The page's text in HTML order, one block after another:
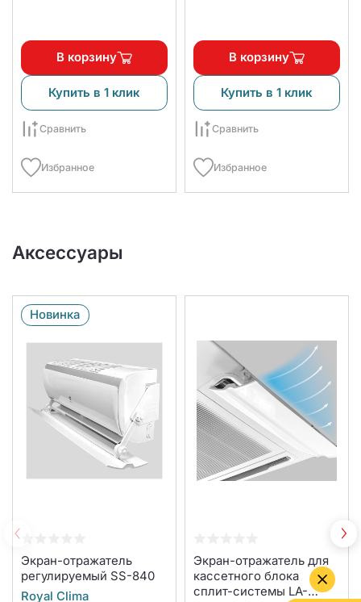
В корзину
Купить в 1 клик
Сравнить
Избранное
В корзину
Купить в 1 клик
Сравнить
Избранное
Аксессуары
Новинка
Экран-отражатель
регулируемый SS-840
Royal Clima
Экран-отражатель для
кассетного блока
сплит-системы LA-